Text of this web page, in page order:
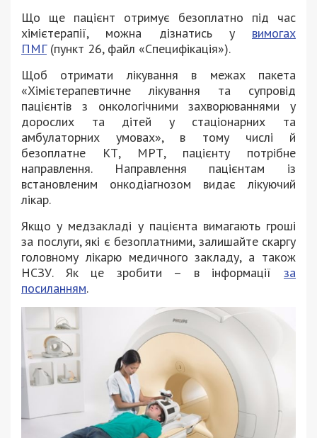
Що ще пацієнт отримує безоплатно під час
хімієтерапії, можна дізнатись у вимогах
ПМГ(пункт 26, файл «Специфікація»).
Щоб отримати лікування в межах пакета
«Хімієтерапевтичне лікування та супровід
пацієнтів з онкологічними захворюваннями у
дорослих та дітей у стаціонарних та
амбулаторних умовах», в тому числі й
безоплатне КТ, МРТ, пацієнту потрібне
направлення. Направлення пацієнтам із
встановленим онкодіагнозом видає лікуючий
лікар.
Якщо у медзакладі у пацієнта вимагають гроші
за послуги, які є безоплатними, залишайте скаргу
головному лікарю медичного закладу, а також
НСЗУ. Як це зробити – в інформації за
посиланням.